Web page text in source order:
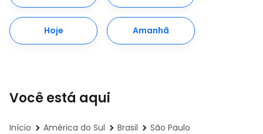
Hoje Amanhã
Você está aqui
Início América do Sul Brasil
São Paulo